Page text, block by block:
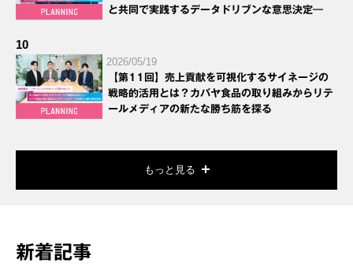
と共同で実践するデータドリブンな意思決定―
10
2026/05/19
【第11回】売上貢献を可視化するサイネージの
戦略的活用とは？カバヤ食品の取り組みからリテ
ールメディアの新たな勝ち筋を探る
もっと見る
新着記事